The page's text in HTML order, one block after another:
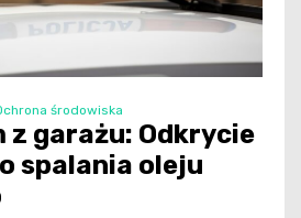
środowiska
z garażu: Odkrycie
spalania oleju